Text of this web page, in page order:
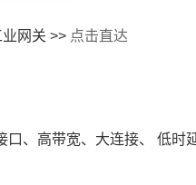
网关 >> 点击直达
口、高带宽、大连接、 低时